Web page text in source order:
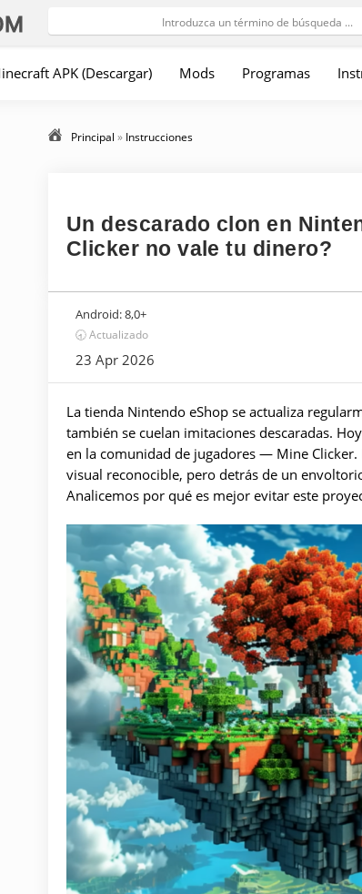
APK (Descargar) Mods Programas
Principal » Instrucciones
Un descarado clon en
Clicker no vale tu dinero?
Android:8,0+
🕣 Actualizado
23 Apr 2026
La tienda Nintendo eShop se actualiza
también se cuelan imitaciones descaradas.
en la comunidad de jugadores — Mine
visual reconocible, pero detrás de un
Analicemos por qué es mejor evitar este